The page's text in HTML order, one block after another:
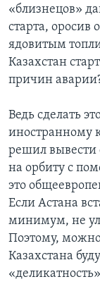
«близнецов»
старта, оросив
ядовитым
Казахстан
причин
Ведь сделать
иностранному
решил
на орбиту с
это
Если Астана
минимум, не
Поэтому,
Казахстана